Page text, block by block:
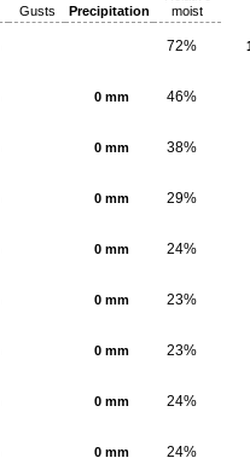
Gusts Precipitation
moist
72%
0 mm 46%
0 mm 38%
0 mm 29%
0 mm 24%
0 mm 23%
0 mm 23%
0 mm 24%
0 mm 24%